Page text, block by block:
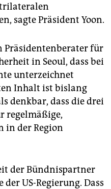
sagte Präsident Yoon.
Präsidentenberater für
in Seoul, dass bei
unterzeichnet
Inhalt ist bislang
denkbar, dass die drei
regelmäßige,
der Region
der Bündnispartner
US-Regierung. Dass